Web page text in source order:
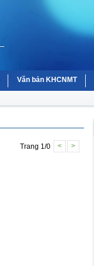
Văn bản KHCNMT
Trang 1/0 < >